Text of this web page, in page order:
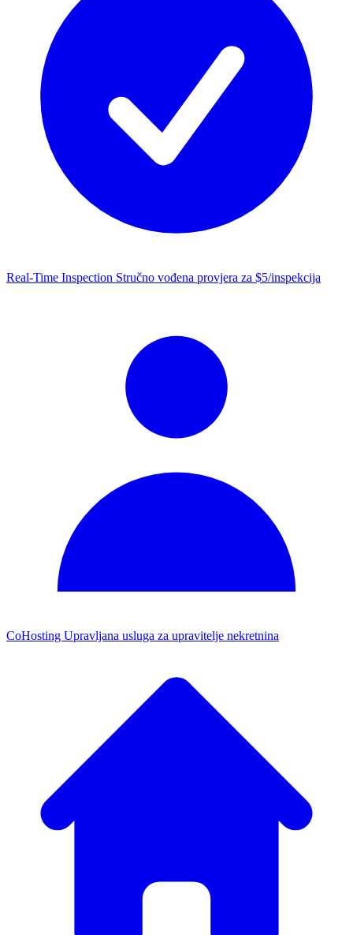
Real-Time Inspection Stručno vođena provjera za $5/inspekcija
CoHosting Upravljana usluga za upravitelje nekretnina